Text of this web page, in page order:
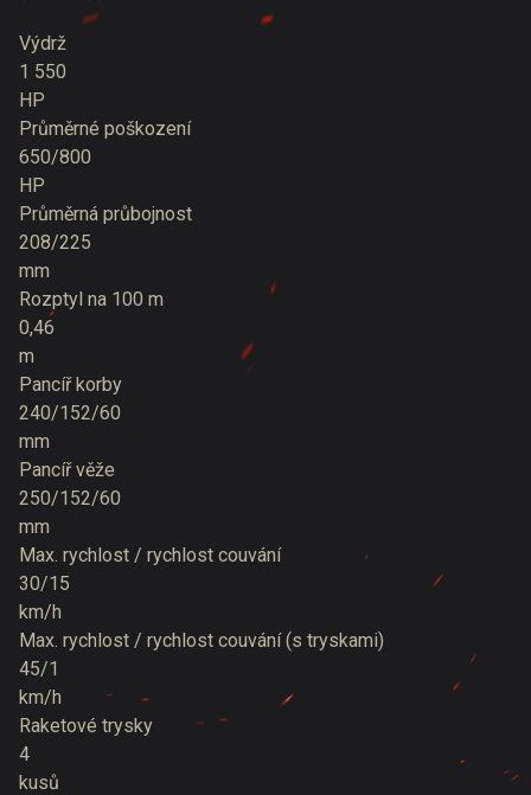
Výdrž
1 550
HP
Průměrné poškození
650/800
HP
Průměrná průbojnost
208/225
mm
Rozptyl na 100 m
0,46
m
Pancíř korby
240/152/60
mm
Pancíř věže
250/152/60
mm
Max. rychlost / rychlost couvání
30/15
km/h
Max. rychlost / rychlost couvání (s tryskami)
45/1
km/h
Raketové trysky
4
kusů